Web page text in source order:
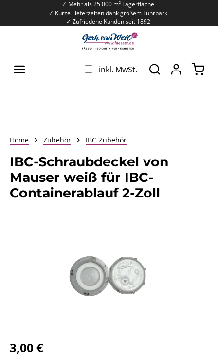
Zum Hauptinhalt springen
✓ Mehr als 25.000 m² Lagerfläche
✓ Kurze Lieferzeiten dank großem Fuhrpark
✓ Zufriedene Kunden seit 1892
inkl. MwSt.
Home Zubehör IBC-Zubehör
IBC-Schraubdeckel von
Mauser weiß für IBC-
Containerablauf 2-Zoll
Regulärer Preis:
3,00 €